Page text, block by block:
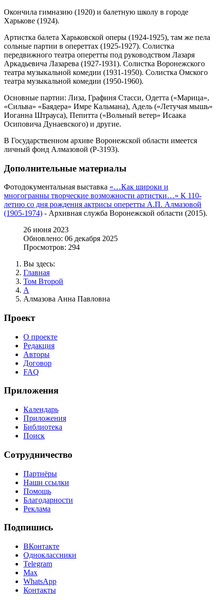
Окончила гимназию (1920) и балетную школу в городе
Харькове (1924).
Артистка балета Харьковской оперы (1924-1925), там же пела
сольные партии в опереттах (1925-1927). Солистка
передвижного театра оперетты под руководством Лазаря
Аркадьевича Лазарева (1927-1931). Солистка Воронежского
театра музыкальной комедии (1931-1950). Солистка Омского
театра музыкальной комедии (1950-1960).
Основные партии: Лиза, Графиня Стасси, Одетта («Марица»,
«Сильва» «Баядера» Имре Кальмана), Адель («Летучая мышь»
Иоганна Штрауса), Пепитта («Вольный ветер» Исаака
Осиповича Дунаевского) и другие.
В Государственном архиве Воронежской области имеется
личный фонд Алмазовой (Р-3193).
Дополнительные материалы
Фотодокументальная выставка «…Как широки и
многогранны творческие возможности артистки…» К 110-
летию со дня рождения актрисы оперетты А.П. Алмазовой
(1905-1974) - Архивная служба Воронежской области (2015).
26 июня 2023
Обновлено: 06 декабря 2025
Просмотров: 294
Вы здесь:
Главная
Том Второй
А
Алмазова Анна Павловна
Проект
О проекте
Редакция
Авторы
Договор
FAQ
Приложения
Календарь
Приложения
Библиотека
Поиск
Сотрудничество
Партнёры
Наши ссылки
Помощь
Благодарности
Реклама
Подпишись
ВКонтакте
Одноклассники
Telegram
Max
WhatsApp
Контакты